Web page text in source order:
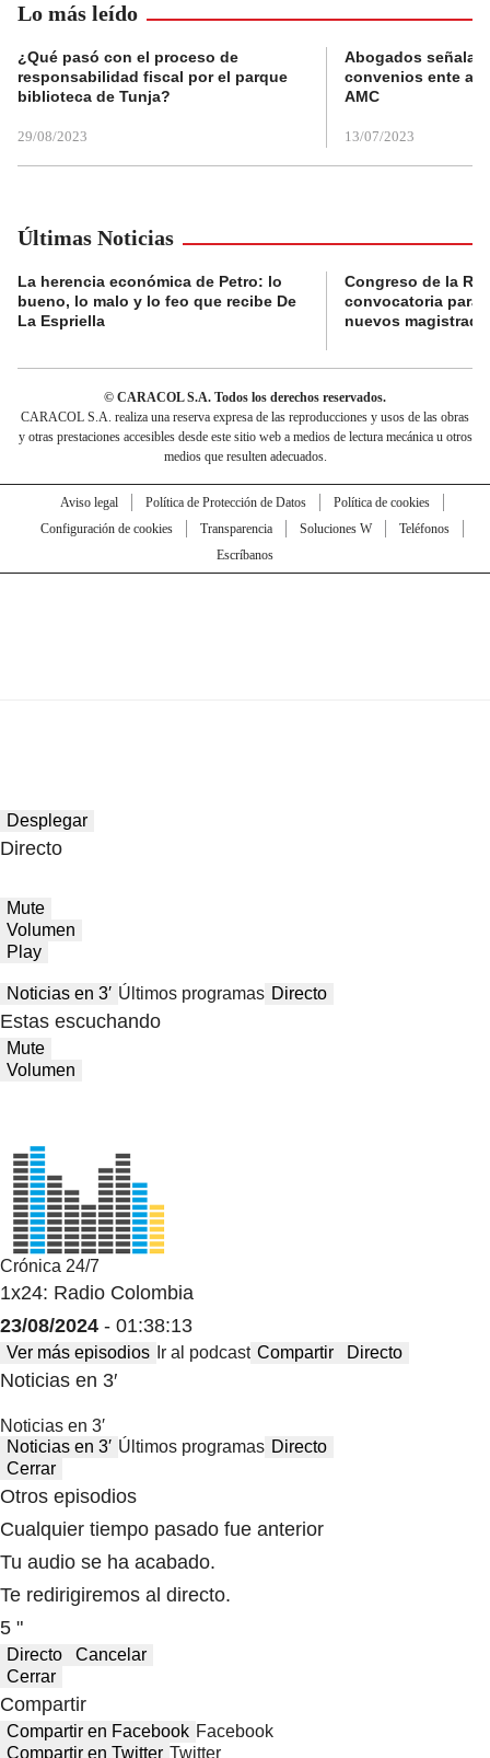
Lo más leído
¿Qué pasó con el proceso de
responsabilidad fiscal por el parque
biblioteca de Tunja?
29/08/2023
Abogados
convenios ente
AMC
13/07/2023
Últimas Noticias
La herencia económica de Petro: lo
bueno, lo malo y lo feo que recibe De
La Espriella
Congreso de la
convocatoria para
nuevos
© CARACOL S.A. Todos los derechos reservados.
CARACOL S.A. realiza una reserva expresa de las reproducciones y usos de las obras
y otras prestaciones accesibles desde este sitio web a medios de lectura mecánica u otros
medios que resulten adecuados.
Aviso legal Política de Protección de Datos
Política de cookies
Configuración de cookies
Transparencia Soluciones W
Teléfonos
Escríbanos
Desplegar
Directo
Mute
Volumen
Play
Noticias en 3′ Últimos programas Directo
Estas escuchando
Mute
Volumen
Crónica 24/7
1x24: Radio Colombia
23/08/2024 - 01:38:13
Ver más episodios Ir al podcast Compartir Directo
Noticias en 3′
Noticias en 3′
Noticias en 3′ Últimos programas Directo
Cerrar
Otros episodios
Cualquier tiempo pasado fue anterior
Tu audio se ha acabado.
Te redirigiremos al directo.
5 "
Directo
Cancelar
Cerrar
Compartir
Compartir en Facebook Facebook
Compartir en Twitter Twitter